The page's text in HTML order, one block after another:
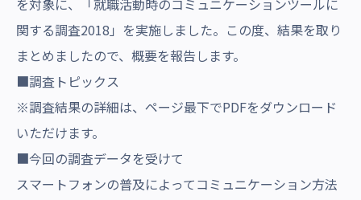
を対象に、「就職活動時のコミュニケーションツールに
関する調査2018」を実施しました。この度、結果を取り
まとめましたので、概要を報告します。
■調査トピックス
※調査結果の詳細は、ページ最下でPDFをダウンロード
いただけます。
■今回の調査データを受けて
スマートフォンの普及によってコミュニケーション方法